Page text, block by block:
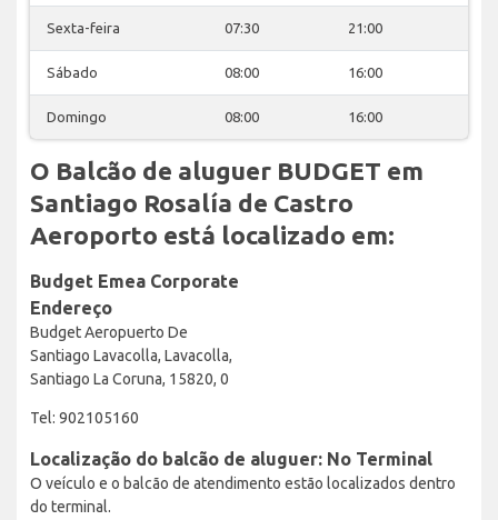
Sexta-feira 07:30 21:00
Sábado 08:00 16:00
Domingo 08:00 16:00
O Balcão de aluguer BUDGET em
Santiago Rosalía de Castro
Aeroporto está localizado em:
Budget Emea Corporate
Endereço
Budget Aeropuerto De
Santiago Lavacolla, Lavacolla,
Santiago La Coruna, 15820, 0
Tel: 902105160
Localização do balcão de aluguer: No Terminal
O veículo e o balcão de atendimento estão localizados dentro
do terminal.